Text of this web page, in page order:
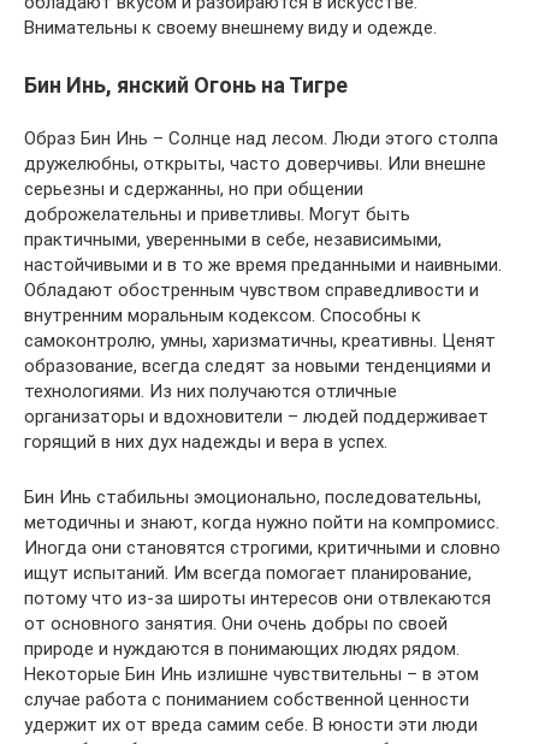
Внимательны к своему внешнему виду и одежде.
Бин Инь, янский Огонь на Тигре
Образ Бин Инь – Солнце над лесом. Люди этого столпа
дружелюбны, открыты, часто доверчивы. Или внешне
серьезны и сдержанны, но при общении
доброжелательны и приветливы. Могут быть
практичными, уверенными в себе, независимыми,
настойчивыми и в то же время преданными и наивными.
Обладают обостренным чувством справедливости и
внутренним моральным кодексом. Способны к
самоконтролю, умны, харизматичны, креативны. Ценят
образование, всегда следят за новыми тенденциями и
технологиями. Из них получаются отличные
организаторы и вдохновители – людей поддерживает
горящий в них дух надежды и вера в успех.
Бин Инь стабильны эмоционально, последовательны,
методичны и знают, когда нужно пойти на компромисс.
Иногда они становятся строгими, критичными и словно
ищут испытаний. Им всегда помогает планирование,
потому что из-за широты интересов они отвлекаются
от основного занятия. Они очень добры по своей
природе и нуждаются в понимающих людях рядом.
Некоторые Бин Инь излишне чувствительны – в этом
случае работа с пониманием собственной ценности
удержит их от вреда самим себе. В юности эти люди